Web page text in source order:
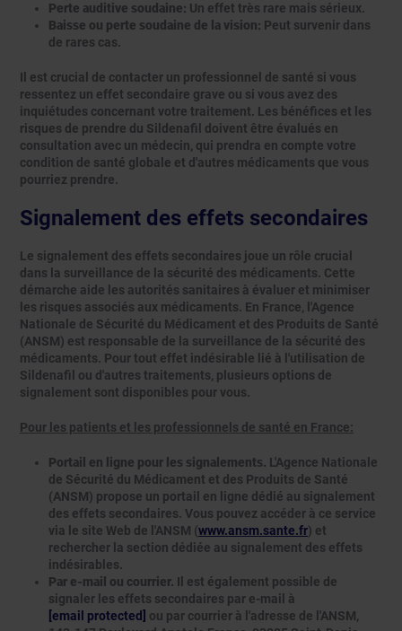
Perte auditive soudaine: Un effet très rare mais sérieux.
Baisse ou perte soudaine de la vision: Peut survenir dans
de rares cas.
Il est crucial de contacter un professionnel de santé si vous
ressentez un effet secondaire grave ou si vous avez des
inquiétudes concernant votre traitement. Les bénéfices et les
risques de prendre du Sildenafil doivent être évalués en
consultation avec un médecin, qui prendra en compte votre
condition de santé globale et d'autres médicaments que vous
pourriez prendre.
Signalement des effets secondaires
Le signalement des effets secondaires joue un rôle crucial
dans la surveillance de la sécurité des médicaments. Cette
démarche aide les autorités sanitaires à évaluer et minimiser
les risques associés aux médicaments. En France, l'Agence
Nationale de Sécurité du Médicament et des Produits de Santé
(ANSM) est responsable de la surveillance de la sécurité des
médicaments. Pour tout effet indésirable lié à l'utilisation de
Sildenafil ou d'autres traitements, plusieurs options de
signalement sont disponibles pour vous.
Pour les patients et les professionnels de santé en France:
Portail en ligne pour les signalements. L'Agence Nationale
de Sécurité du Médicament et des Produits de Santé
(ANSM) propose un portail en ligne dédié au signalement
des effets secondaires. Vous pouvez accéder à ce service
via le site Web de l'ANSM (www.ansm.sante.fr) et
rechercher la section dédiée au signalement des effets
indésirables.
Par e-mail ou courrier. Il est également possible de
signaler les effets secondaires par e-mail à
[email protected] ou par courrier à l'adresse de l'ANSM,